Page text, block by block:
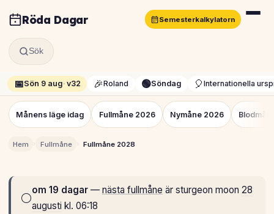
Röda Dagar Semesterkalkylatorn
Sök
📅Sön 9 aug· v32 🎉Roland 🟢Söndag 🎈Internationella
Månens läge idag Fullmåne 2026 Nymåne 2026
Hem Fullmåne Fullmåne 2028
🌕
om 19 dagar — nästa fullmåne är sturgeon moon 28
augusti kl. 06:18